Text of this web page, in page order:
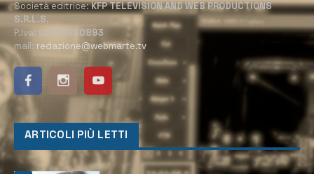
Società editrice:KFP TELEVISION AND WEB PRODUCTIONS
S.R.L.S.
P.Iva: 02184950893
mail: redazione@webmarte.tv
ARTICOLI PIÙ LETTI